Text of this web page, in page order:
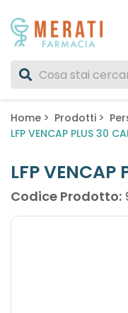
Home Prodotti
LFP VENCAP PLUS 30
LFP VENCAP
Codice Prodotto: